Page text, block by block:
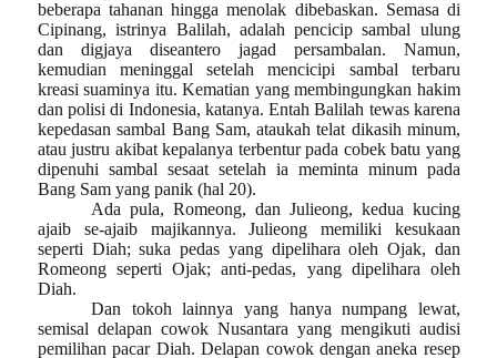
beberapa tahanan hingga menolak dibebaskan. Semasa di
Cipinang, istrinya Balilah, adalah pencicip sambal ulung
dan digjaya diseantero jagad persambalan. Namun,
kemudian meninggal setelah mencicipi sambal terbaru
kreasi suaminya itu. Kematian yang membingungkan hakim
dan polisi di Indonesia, katanya. Entah Balilah tewas karena
kepedasan sambal Bang Sam, ataukah telat dikasih minum,
atau justru akibat kepalanya terbentur pada cobek batu yang
dipenuhi sambal sesaat setelah ia meminta minum pada
Bang Sam yang panik (hal 20).
Ada pula, Romeong, dan Julieong, kedua kucing
ajaib se-ajaib majikannya. Julieong memiliki kesukaan
seperti Diah; suka pedas yang dipelihara oleh Ojak, dan
Romeong seperti Ojak; anti-pedas, yang dipelihara oleh
Diah.
Dan tokoh lainnya yang hanya numpang lewat,
semisal delapan cowok Nusantara yang mengikuti audisi
pemilihan pacar Diah.Delapan cowok dengan aneka resep